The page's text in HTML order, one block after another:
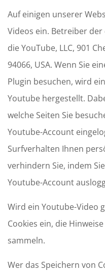
Auf einigen unserer
Videos ein. Betreiber
die YouTube, LLC, 901
94066, USA. Wenn Sie
Plugin besuchen, wird
Youtube hergestellt.
welche Seiten Sie
Youtube-Account
Surfverhalten Ihnen
verhindern Sie, indem
Youtube-Account
Wird ein Youtube-Video
Cookies ein, die
sammeln.
Wer das Speichern von